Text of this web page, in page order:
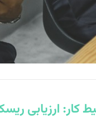
کار: ارزیابی